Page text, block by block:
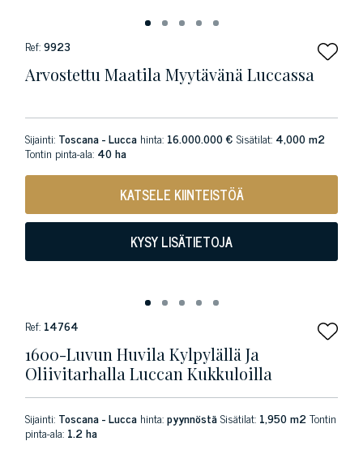
Ref:9923
Arvostettu Maatila Myytävänä Luccassa
Sijainti: Toscana - Lucca hinta: 16.000.000 € Sisätilat: 4,000 m2
Tontin pinta-ala: 40 ha
KATSELE KIINTEISTÖÄ
KYSY LISÄTIETOJA
Ref: 14764
1600-Luvun Huvila Kylpylällä Ja
Oliivitarhalla Luccan Kukkuloilla
Sijainti: Toscana - Lucca hinta:pyynnöstäSisätilat: 1,950 m2Tontin
pinta-ala: 1.2 ha